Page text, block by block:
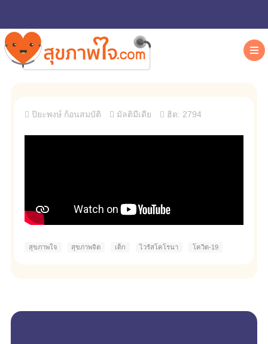
ปิยะพงษ์ ก้อนสมบัติ มัลติมีเดีย ฮิต: 2794
สุขภาพใจ สุขภาพจิต เด็ก ไวรัสโคโรนา โควิด-19